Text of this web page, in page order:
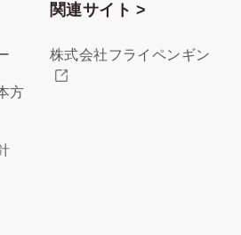
方
関連サイト >
株式会社フライペンギン